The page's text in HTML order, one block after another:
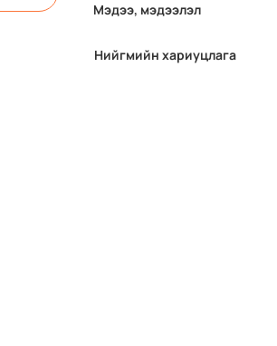
Мэдээ, мэдээлэл
Нийгмийн хариуцлага